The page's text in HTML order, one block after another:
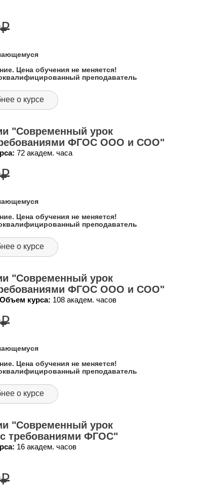
₽
Цена обучения не меняется!
преподаватель
о курсе
"Современный урок
ФГОС ООО и СОО"
72 академ. часа
₽
Цена обучения не меняется!
преподаватель
о курсе
"Современный урок
ФГОС ООО и СОО"
Объем курса: 108 академ. часов
₽
Цена обучения не меняется!
преподаватель
о курсе
"Современный урок
требованиями ФГОС"
16 академ. часов
₽